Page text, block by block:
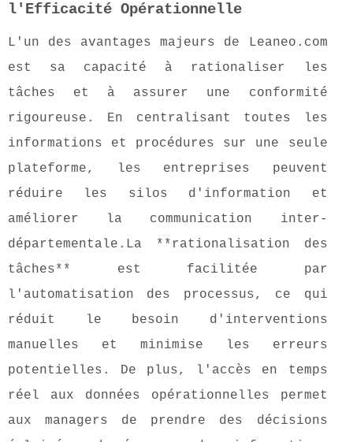
l'Efficacité Opérationnelle
L'un des avantages majeurs de Leaneo.com
est sa capacité à rationaliser les
tâches et à assurer une conformité
rigoureuse. En centralisant toutes les
informations et procédures sur une seule
plateforme, les entreprises peuvent
réduire les silos d'information et
améliorer la communication inter-
départementale.La **rationalisation des
tâches** est facilitée par
l'automatisation des processus, ce qui
réduit le besoin d'interventions
manuelles et minimise les erreurs
potentielles. De plus, l'accès en temps
réel aux données opérationnelles permet
aux managers de prendre des décisions